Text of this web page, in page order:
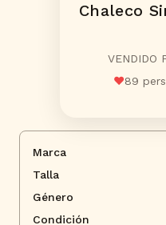
Chaleco
VENDIDO
❤️89
Marca
Talla
Género
Condición